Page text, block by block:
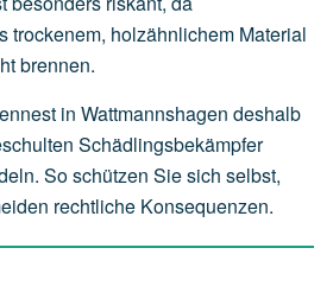
trockenem, holzähnlichem Material
brennen.
in Wattmannshagen deshalb
Schädlingsbekämpfer
So schützen Sie sich selbst,
rechtliche Konsequenzen.